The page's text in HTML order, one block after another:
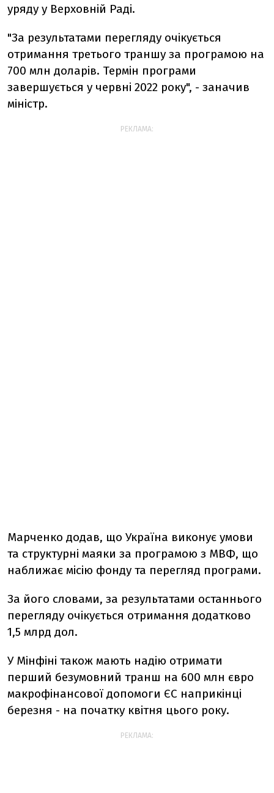
уряду у Верховній Раді.
"За результатами перегляду очікується
отримання третього траншу за програмою на
700 млн доларів. Термін програми
завершується у червні 2022 року", - заначив
міністр.
РЕКЛАМА:
Марченко додав, що Україна виконує умови
та структурні маяки за програмою з МВФ, що
наближає місію фонду та перегляд програми.
За його словами, за результатами останнього
перегляду очікується отримання додатково
1,5 млрд дол.
У Мінфіні також мають надію отримати
перший безумовний транш на 600 млн євро
макрофінансової допомоги ЄС наприкінці
березня - на початку квітня цього року.
РЕКЛАМА: